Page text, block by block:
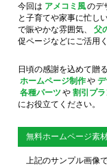
今回は アメコミ風のデ
と子育てや家事に忙し
で賑やかな雰囲気、
父
促ページなどにご活用く
日頃の感謝を込めて贈る
ホームページ制作や デ
各種パーツや 割引プラ
にお役立てください。
無料ホームページ素
上記のサンプル画像